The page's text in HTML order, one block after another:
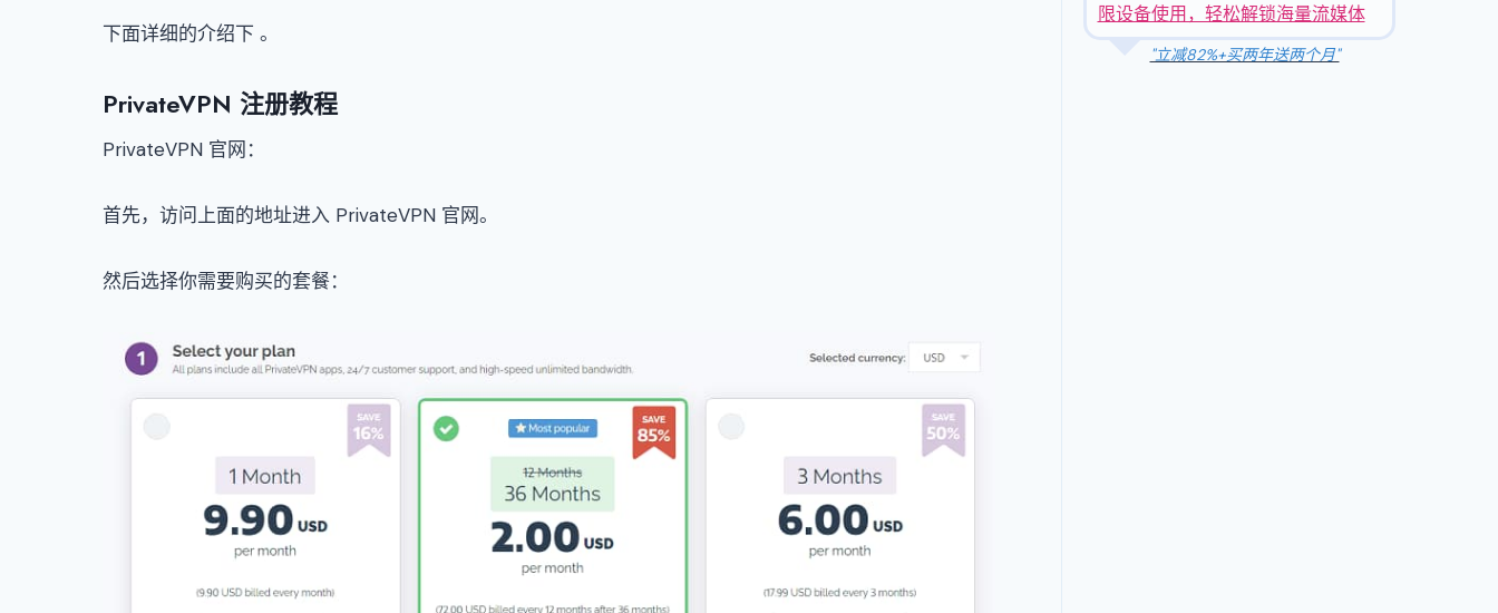
下面详细的介绍下 。
PrivateVPN 注册教程
PrivateVPN 官网：
首先，访问上面的地址进入 PrivateVPN 官网。
然后选择你需要购买的套餐：
限设备使用，轻松解锁海量流媒体
"立减82%+买两年送两个月"